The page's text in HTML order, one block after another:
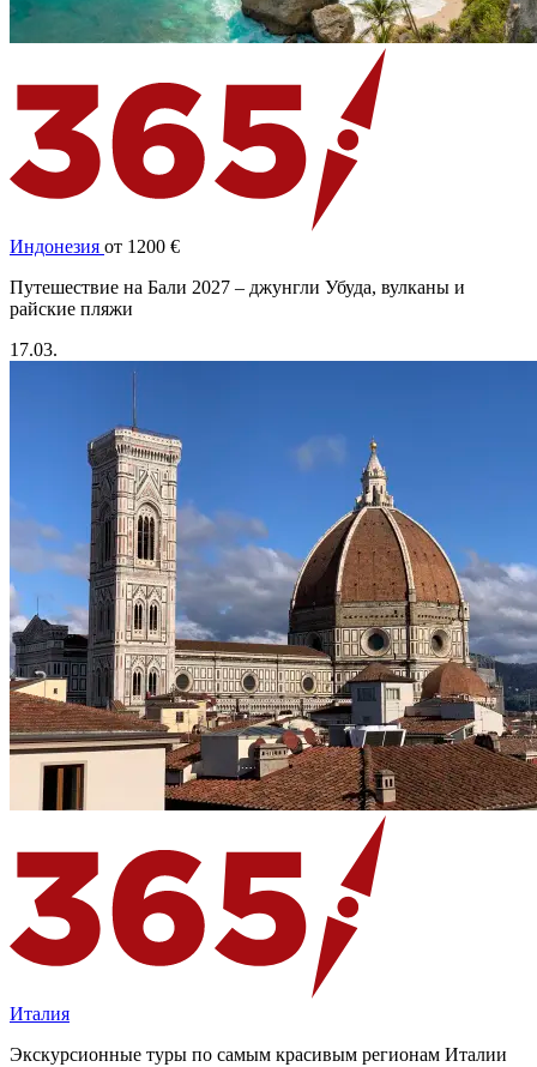
Индонезия от 1200 €
Путешествие на Бали 2027 – джунгли Убуда, вулканы и
райские пляжи
17.03.
Италия
Экскурсионные туры по самым красивым регионам Италии